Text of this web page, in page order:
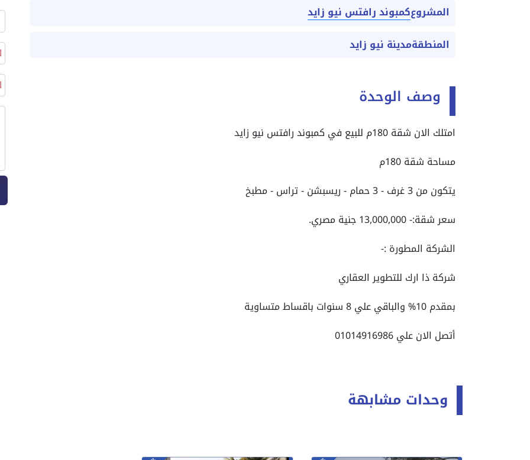
المشروعكمبوند رافتس نيو زايد
المنطقةمدينة نيو زايد
وصف الوحدة
امتلك الان شقة 180م للبيع في
كمبوند رافتس نيو زايد
مساحة شقة 180م
يتكون من 3 غرف - 3 حمام - ريسبشن - تراس - مطبخ
سعر شقة:- 13,000,000 جنية مصري.
الشركة المطورة :-
شركة ذا ارك للتطوير العقاري
بمقدم 10% والباقي علي 8 سنوات باقساط متساوية
أتصل الان علي 01014916986
وحدات مشابهة